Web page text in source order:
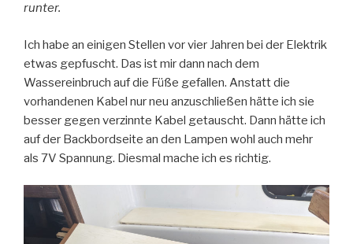
runter.
Ich habe an einigen Stellen vor vier Jahren bei der Elektrik
etwas gepfuscht. Das ist mir dann nach dem
Wassereinbruch auf die Füße gefallen. Anstatt die
vorhandenen Kabel nur neu anzuschließen hätte ich sie
besser gegen verzinnte Kabel getauscht. Dann hätte ich
auf der Backbordseite an den Lampen wohl auch mehr
als 7V Spannung. Diesmal mache ich es richtig.